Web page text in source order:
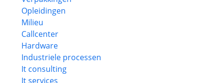
Opleidingen
Milieu
Callcenter
Hardware
Industriele processen
It consulting
It services